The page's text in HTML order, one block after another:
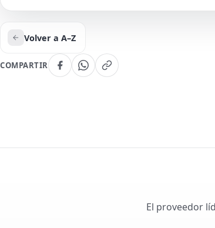
Volver a A–Z
COMPARTIR
El proveedor